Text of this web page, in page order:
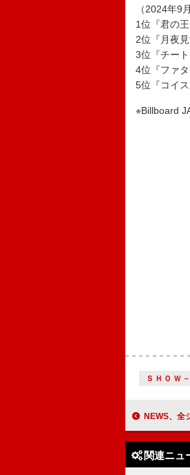
（2024年9
1位『君の
2位『月夜
3位『チー
4位『ファ
5位『コイ
※Billboard
ＳＨＯＷ
NEWS、全シン
関連ニュ